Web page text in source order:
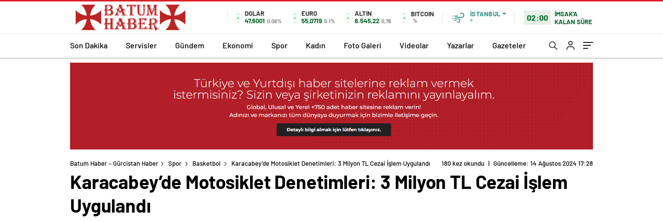
DOLAR
47,6001 0.06%
EURO
55,0719 0.1%
ALTIN
6.545,22 0,76
BITCOIN
%
İSTANBUL
°
02:00
İMSAK'A
KALAN SÜRE
Son Dakika Servisler Gündem Ekonomi Spor Kadın Foto Galeri Videolar Yazarlar Gazeteler
Batum Haber – Gürcistan Haber Spor Basketbol Karacabey’de Motosiklet Denetimleri: 3 Milyon TL Cezai İşlem Uygulandı 180 kez okundu | Güncelleme: 14 Ağustos 2024 17:28
Karacabey’de Motosiklet Denetimleri: 3 Milyon TL Cezai İşlem
Uygulandı